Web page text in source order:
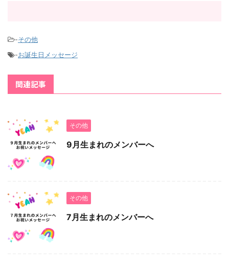
-その他
-お誕生日メッセージ
関連記事
その他
9月生まれのメンバーへ
その他
7月生まれのメンバーへ